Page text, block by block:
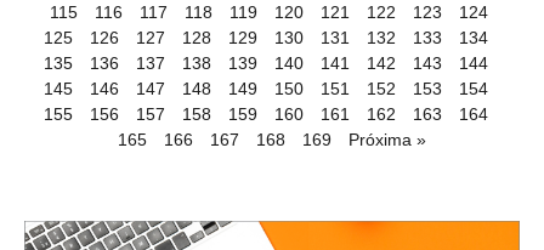
115
116 117 118 119 120 121 122 123
124
125
126 127 128 129 130 131 132 133
134
135
136 137 138 139 140 141 142 143
144
145
146 147 148 149 150 151 152 153
154
155
156 157 158 159 160 161 162 163
164
165
166 167 168 169 Próxima »